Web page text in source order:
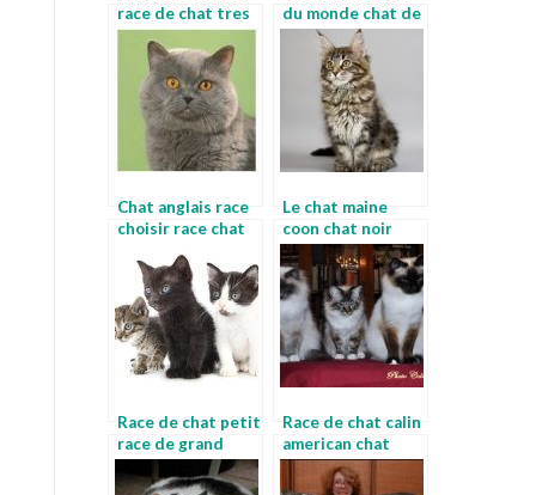
race de chat tres
rare
du monde chat de
race poil long
Chat anglais race
choisir race chat
Le chat maine
coon chat noir
quelle race
Race de chat petit
race de grand
chat maine coon
Race de chat calin
american chat